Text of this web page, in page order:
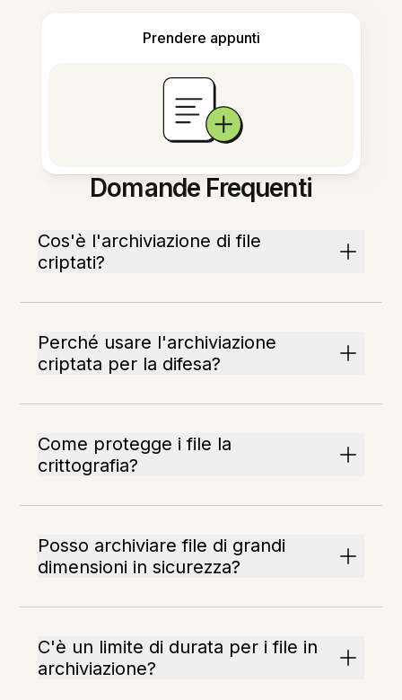
Prendere appunti
Domande Frequenti
Cos'è l'archiviazione di file
criptati?
Perché usare l'archiviazione
criptata per la difesa?
Come protegge i file la
crittografia?
Posso archiviare file di grandi
dimensioni in sicurezza?
C'è un limite di durata per i file in
archiviazione?